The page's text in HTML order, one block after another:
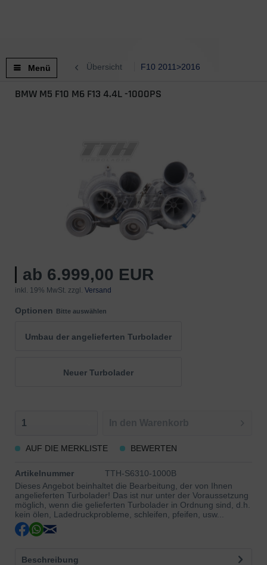
Menü Übersicht F10 2011>2016
BMW M5 F10 M6 F13 4.4L -1000PS
ab 6.999,00 EUR
inkl. 19% MwSt. zzgl. Versand
Optionen Bitte auswählen
Umbau der angelieferten Turbolader
Neuer Turbolader
AUF DIE MERKLISTE BEWERTEN
Artikelnummer
TTH-S6310-1000B
Dieses Angebot beinhaltet die Bearbeitung, der von Ihnen
angelieferten Turbolader! Das ist nur unter der Voraussetzung
möglich, wenn die gelieferten Turbolader in Ordnung sind, d.h.
kein ölen, Ladedruckprobleme, schleifen, pfeifen, usw...
Beschreibung